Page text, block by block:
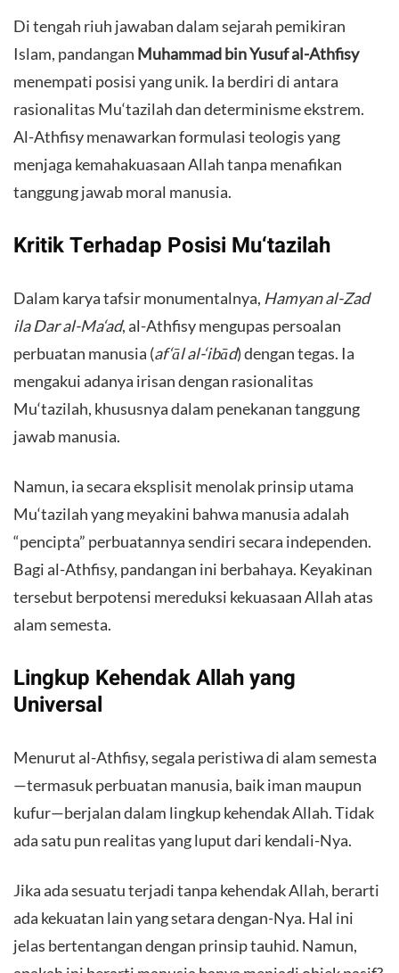
​Di tengah riuh jawaban dalam sejarah pemikiran
Islam, pandangan Muhammad bin Yusuf al-Athfisy
menempati posisi yang unik. Ia berdiri di antara
rasionalitas Mu‘tazilah dan determinisme ekstrem.
Al-Athfisy menawarkan formulasi teologis yang
menjaga kemahakuasaan Allah tanpa menafikan
tanggung jawab moral manusia.
​Kritik Terhadap Posisi Mu‘tazilah
​Dalam karya tafsir monumentalnya, Hamyan al-Zad
ila Dar al-Ma‘ad, al-Athfisy mengupas persoalan
perbuatan manusia (af‘āl al-‘ibād) dengan tegas. Ia
mengakui adanya irisan dengan rasionalitas
Mu‘tazilah, khususnya dalam penekanan tanggung
jawab manusia.
​Namun, ia secara eksplisit menolak prinsip utama
Mu‘tazilah yang meyakini bahwa manusia adalah
“pencipta” perbuatannya sendiri secara independen.
Bagi al-Athfisy, pandangan ini berbahaya. Keyakinan
tersebut berpotensi mereduksi kekuasaan Allah atas
alam semesta.
​Lingkup Kehendak Allah yang
Universal
​Menurut al-Athfisy, segala peristiwa di alam semesta
—termasuk perbuatan manusia, baik iman maupun
kufur—berjalan dalam lingkup kehendak Allah. Tidak
ada satu pun realitas yang luput dari kendali-Nya.
​Jika ada sesuatu terjadi tanpa kehendak Allah, berarti
ada kekuatan lain yang setara dengan-Nya. Hal ini
jelas bertentangan dengan prinsip tauhid. Namun,